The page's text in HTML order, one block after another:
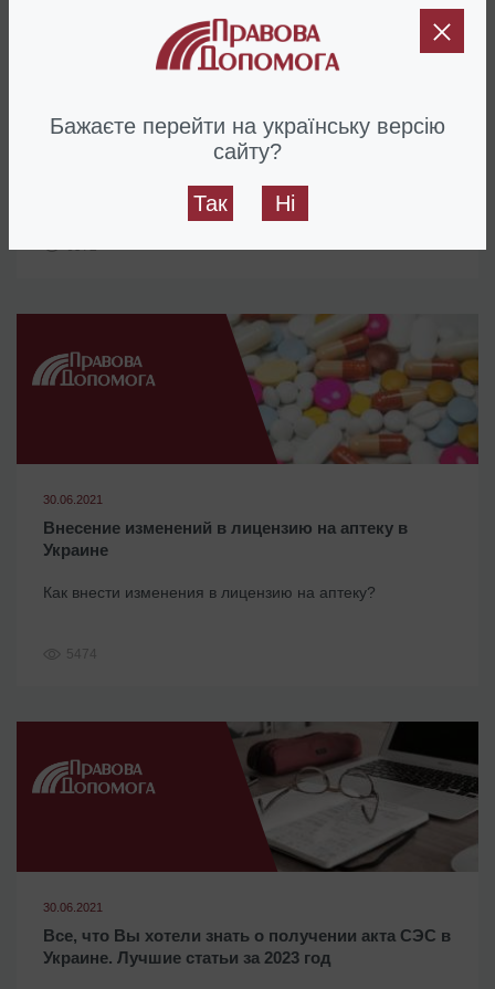
Как открыть ветеринарный пункт в Украине?
Требования к ветеринарному пункту для получения
6572
30.06.2021
Внесение изменений в лицензию на аптеку в
Украине
Как внести изменения в лицензию на аптеку?
5474
30.06.2021
Все, что Вы хотели знать о получении акта СЭС в
Украине. Лучшие статьи за 2023 год
Бажаєте перейти на українську версію
сайту?
Так Ні